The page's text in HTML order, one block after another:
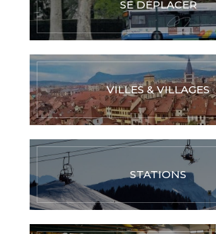
SE DÉPLACER
VILLES & VILLAGES
STATIONS